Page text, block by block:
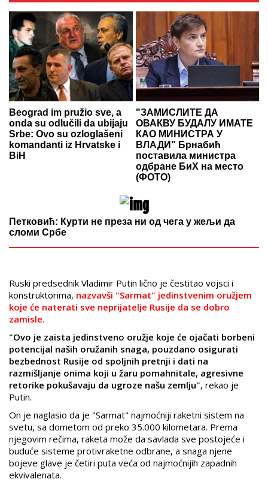
Beograd im pružio sve, a
onda su odlučili da ubijaju
Srbe: Ovo su ozloglašeni
komandanti iz Hrvatske i
BiH
"ЗАМИСЛИТЕ ДА
ОВАКВУ БУДАЛУ ИМАТЕ
КАО МИНИСТРА У
ВЛАДИ" Брнабић
поставила министра
одбране БиХ на место
(ФОТО)
Петковић: Курти не преза ни од чега у жељи да
сломи Србе
Ruski predsednik Vladimir Putin lično je čestitao vojsci i
konstruktorima, nazvavši "Sarmat" jedinstvenim oružjem
koje će naterati sve neprijatelje Rusije da se dobro
zamisle.
"Ovo je zaista jedinstveno oružje koje će ojačati borbeni
potencijal naših oružanih snaga, pouzdano osigurati
bezbednost Rusije od spoljnih pretnji i dati na
razmišljanje onima koji u žaru pomahnitale, agresivne
retorike pokušavaju da ugroze našu zemlju", rekao je
Putin.
On je naglasio da je "Sarmat" najmoćniji raketni sistem na
svetu, sa dometom od preko 35.000 kilometara. Prema
njegovim rečima, raketa može da savlada sve postojeće i
buduće sisteme protivraketne odbrane, a snaga njene
bojeve glave je četiri puta veća od najmoćnijih zapadnih
ekvivalenata.